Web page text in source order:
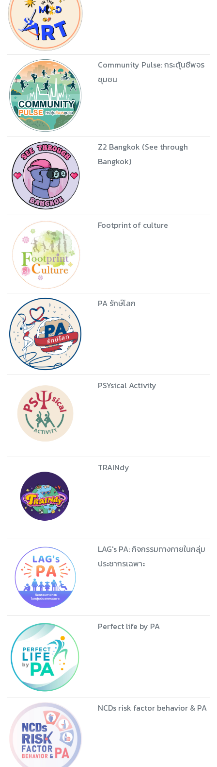
Community Pulse: กระตุ้นชีพจร
ชุมชน
Z2 Bangkok (See through
Bangkok)
Footprint of culture
PA รักษ์โลก
PSYsical Activity
TRAINdy
LAG's PA: กิจกรรมทางกายในกลุ่ม
ประชากรเฉพาะ
Perfect life by PA
NCDs risk factor behavior & PA